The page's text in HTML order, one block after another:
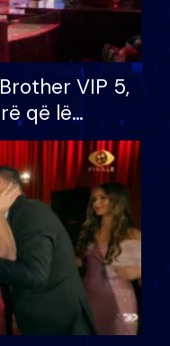
VIP 5,
që lë
për